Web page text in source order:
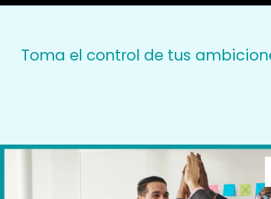
Toma el control de tus